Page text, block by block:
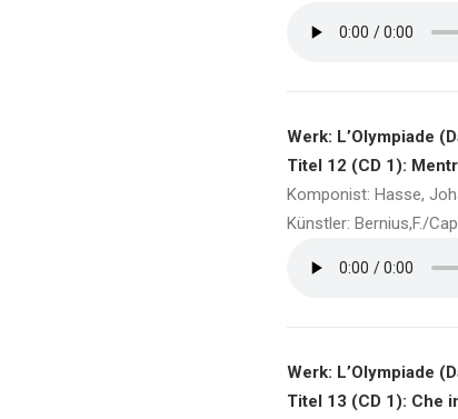
Werk: L’Olympiade
Titel 12 (CD 1):
Komponist: Hasse,
Künstler: Bernius,F./
Werk: L’Olympiade
Titel 13 (CD 1): Che